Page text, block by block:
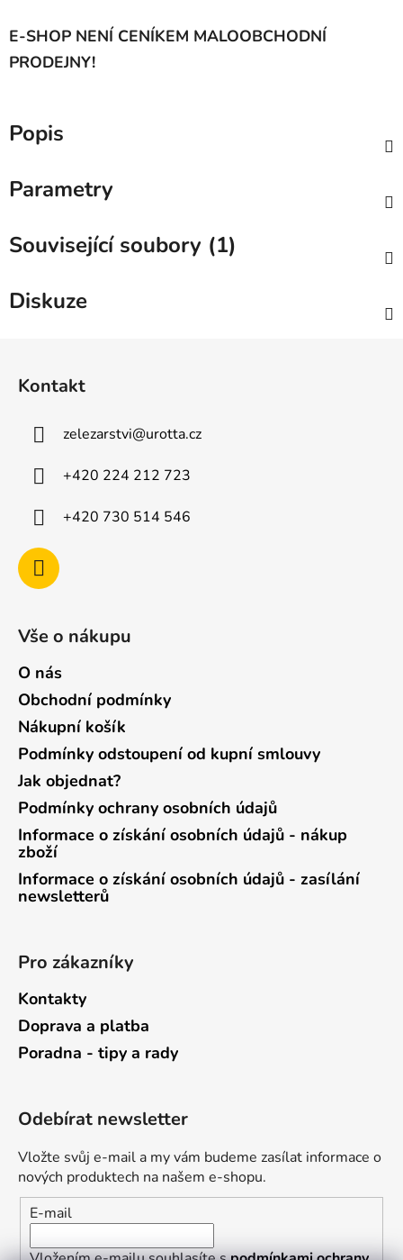
E-SHOP NENÍ CENÍKEM MALOOBCHODNÍ
PRODEJNY!
Popis
Parametry
Související soubory (1)
Diskuze
Kontakt
zelezarstvi@urotta.cz
+420 224 212 723
+420 730 514 546
Vše o nákupu
O nás
Obchodní podmínky
Nákupní košík
Podmínky odstoupení od kupní smlouvy
Jak objednat?
Podmínky ochrany osobních údajů
Informace o získání osobních údajů - nákup
zboží
Informace o získání osobních údajů - zasílání
newsletterů
Pro zákazníky
Kontakty
Doprava a platba
Poradna - tipy a rady
Odebírat newsletter
Vložte svůj e-mail a my vám budeme zasílat informace o
nových produktech na našem e-shopu.
E-mail